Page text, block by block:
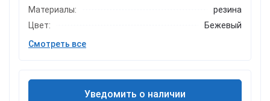
Материалы:
резина
Цвет:
Бежевый
Смотреть все
Уведомить о наличии